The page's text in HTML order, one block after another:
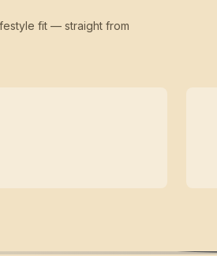
fit — straight from